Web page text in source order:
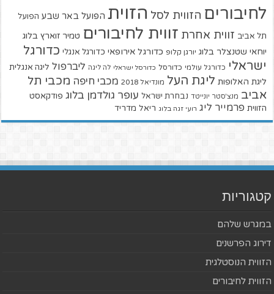
לחיבורים הזווית לסל הזוית הפועל באר שבע הפועל
תל אביב זווית אחרת זווית לחיבורים טמיר זוארץ בלוג
יוחאי שטנצלר בלוג יורגן קלופ כדורגל אירופאי כדורגל אנגלי כדורגל
ישראלי כדורגל עולמי כדורסל כדורסל ישראלי לה ליגה ליברפול ליגה אנגלית
ליגת האלופות ליגת העל מונדיאל 2018 מכבי חיפה מכבי תל
אביב מנצ'סטר יונייטד נבחרת ישראל עופר גולדמן בלוג פודקאסט
הזווית פרמייר ליג רועי זגה בלוג ריאל מדריד
קטגוריות
במגרש שלהם
דירוג הפרשנים
הזווית הנוסטלגית
הזווית לחיבורים